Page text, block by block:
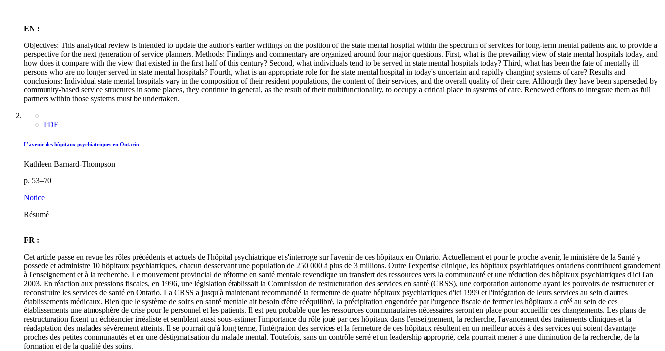
EN :
Objectives: This analytical review is intended to update the author's earlier writings on the position of the state mental hospital within the spectrum of services for long-term mental patients and to provide a
perspective for the next generation of service planners. Methods: Findings and commentary are organized around four major questions. First, what is the prevailing view of state mental hospitals today, and
how does it compare with the view that existed in the first half of this century? Second, what individuals tend to be served in state mental hospitals today? Third, what has been the fate of mentally ill
persons who are no longer served in state mental hospitals? Fourth, what is an appropriate role for the state mental hospital in today's uncertain and rapidly changing systems of care? Results and
conclusions: Individual state mental hospitals vary in the composition of their resident populations, the content of their services, and the overall quality of their care. Although they have been superseded by
community-based service structures in some places, they continue in general, as the result of their multifunctionality, to occupy a critical place in systems of care. Renewed efforts to integrate them as full
partners within those systems must be undertaken.
PDF
L’avenir des hôpitaux psychiatriques en Ontario
Kathleen Barnard-Thompson
p. 53–70
Notice
Résumé
FR :
Cet article passe en revue les rôles précédents et actuels de l'hôpital psychiatrique et s'interroge sur l'avenir de ces hôpitaux en Ontario. Actuellement et pour le proche avenir, le ministère de la Santé y
possède et administre 10 hôpitaux psychiatriques, chacun desservant une population de 250 000 à plus de 3 millions. Outre l'expertise clinique, les hôpitaux psychiatriques ontariens contribuent grandement
à l'enseignement et à la recherche. Le mouvement provincial de réforme en santé mentale revendique un transfert des ressources vers la communauté et une réduction des hôpitaux psychiatriques d'ici l'an
2003. En réaction aux pressions fiscales, en 1996, une législation établissait la Commission de restructuration des services en santé (CRSS), une corporation autonome ayant les pouvoirs de restructurer et
reconstruire les services de santé en Ontario. La CRSS a jusqu'à maintenant recommandé la fermeture de quatre hôpitaux psychiatriques d'ici 1999 et l'intégration de leurs services au sein d'autres
établissements médicaux. Bien que le système de soins en santé mentale ait besoin d'être rééquilibré, la précipitation engendrée par l'urgence fiscale de fermer les hôpitaux a créé au sein de ces
établissements une atmosphère de crise pour le personnel et les patients. Il est peu probable que les ressources communautaires nécessaires seront en place pour accueillir ces changements. Les plans de
restructuration fixent un échéancier irréaliste et semblent aussi sous-estimer l'importance du rôle joué par ces hôpitaux dans l'enseignement, la recherche, l'avancement des traitements cliniques et la
réadaptation des malades sévèrement atteints. Il se pourrait qu'à long terme, l'intégration des services et la fermeture de ces hôpitaux résultent en un meilleur accès à des services qui soient davantage
proches des petites communautés et en une déstigmatisation du malade mental. Toutefois, sans un contrôle serré et un leadership approprié, cela pourrait mener à une diminution de la recherche, de la
formation et de la qualité des soins.